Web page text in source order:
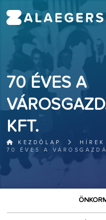
70 ÉVES A
KFT.
KEZDŐLAP
HÍREK
70 ÉVES A